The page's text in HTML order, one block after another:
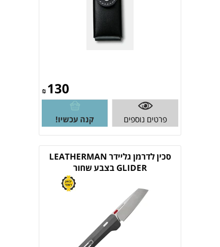
₪130
פרטים נוספים קנה עכשיו!
סכין לדרמן גליידר LEATHERMAN
GLIDER בצבע שחור